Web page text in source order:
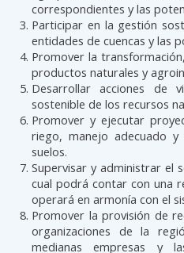
correspondientes y las
Participar en la gestión
entidades de cuencas y las
Promover la
productos naturales y
Desarrollar acciones de
sostenible de los recursos
Promover y ejecutar
riego, manejo adecuado
suelos.
Supervisar y administrar el
cual podrá contar con una
operará en armonía con el
Promover la provisión de
organizaciones de la
medianas empresas y